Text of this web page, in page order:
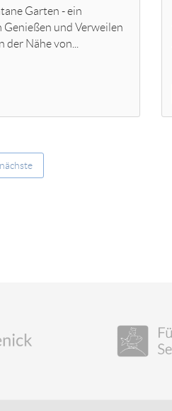
Garten - ein
Genießen und Verweilen
Nähe von...
nächste